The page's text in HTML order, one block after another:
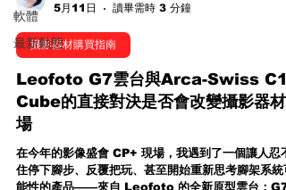
軟體
最新動態
5月11日
讀畢需時 3 分鐘
攝影器材購買指南
Leofoto G7雲台與Arca-Swiss C1
Cube的直接對決是否會改變攝影器材
場
在今年的影像盛會 CP+ 現場，我遇到了一個讓人忍不
住停下腳步、反覆把玩、甚至開始重新思考腳架系統
能性的產品——來自 Leofoto 的全新原型雲台：G7